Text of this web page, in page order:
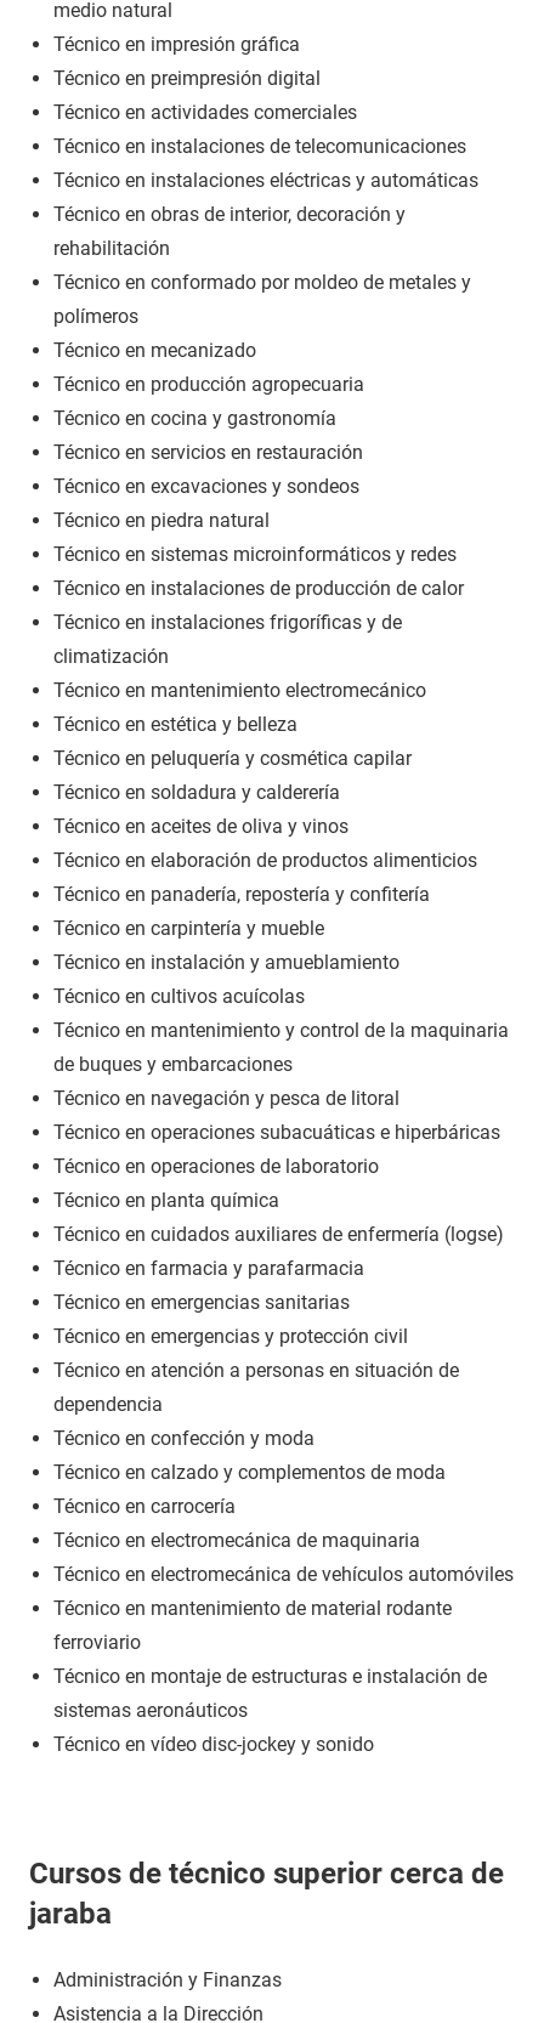
medio natural
Técnico en impresión gráfica
Técnico en preimpresión digital
Técnico en actividades comerciales
Técnico en instalaciones de telecomunicaciones
Técnico en instalaciones eléctricas y automáticas
Técnico en obras de interior, decoración y
rehabilitación
Técnico en conformado por moldeo de metales y
polímeros
Técnico en mecanizado
Técnico en producción agropecuaria
Técnico en cocina y gastronomía
Técnico en servicios en restauración
Técnico en excavaciones y sondeos
Técnico en piedra natural
Técnico en sistemas microinformáticos y redes
Técnico en instalaciones de producción de calor
Técnico en instalaciones frigoríficas y de
climatización
Técnico en mantenimiento electromecánico
Técnico en estética y belleza
Técnico en peluquería y cosmética capilar
Técnico en soldadura y calderería
Técnico en aceites de oliva y vinos
Técnico en elaboración de productos alimenticios
Técnico en panadería, repostería y confitería
Técnico en carpintería y mueble
Técnico en instalación y amueblamiento
Técnico en cultivos acuícolas
Técnico en mantenimiento y control de la maquinaria
de buques y embarcaciones
Técnico en navegación y pesca de litoral
Técnico en operaciones subacuáticas e hiperbáricas
Técnico en operaciones de laboratorio
Técnico en planta química
Técnico en cuidados auxiliares de enfermería (logse)
Técnico en farmacia y parafarmacia
Técnico en emergencias sanitarias
Técnico en emergencias y protección civil
Técnico en atención a personas en situación de
dependencia
Técnico en confección y moda
Técnico en calzado y complementos de moda
Técnico en carrocería
Técnico en electromecánica de maquinaria
Técnico en electromecánica de vehículos automóviles
Técnico en mantenimiento de material rodante
ferroviario
Técnico en montaje de estructuras e instalación de
sistemas aeronáuticos
Técnico en vídeo disc-jockey y sonido
Cursos de técnico superior cerca de
jaraba
Administración y Finanzas
Asistencia a la Dirección